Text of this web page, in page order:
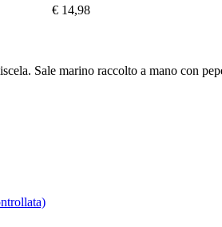
€ 14,98
Sale marino raccolto a mano con